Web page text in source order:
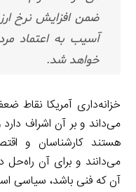
ضمن افزایش نرخ
آسیب به اعتماد
خواهد شد.
خزانه‌داری آمریکا نقاط
می‌داند و بر آن اشراف
هستند کارشناسان و
می‌دانند و برای آن
آن که فنی باشد، سیاسی